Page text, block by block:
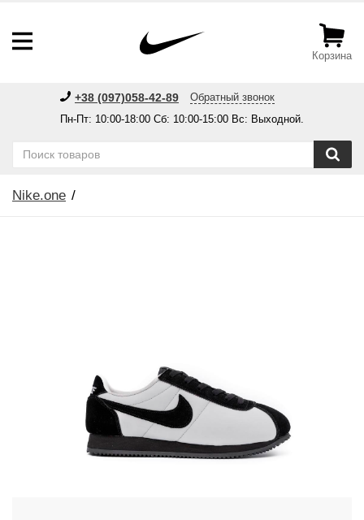
Корзина
+38 (097)058-42-89
Обратный звонок
Пн-Пт: 10:00-18:00 Сб: 10:00-15:00 Вс: Выходной.
Nike.one